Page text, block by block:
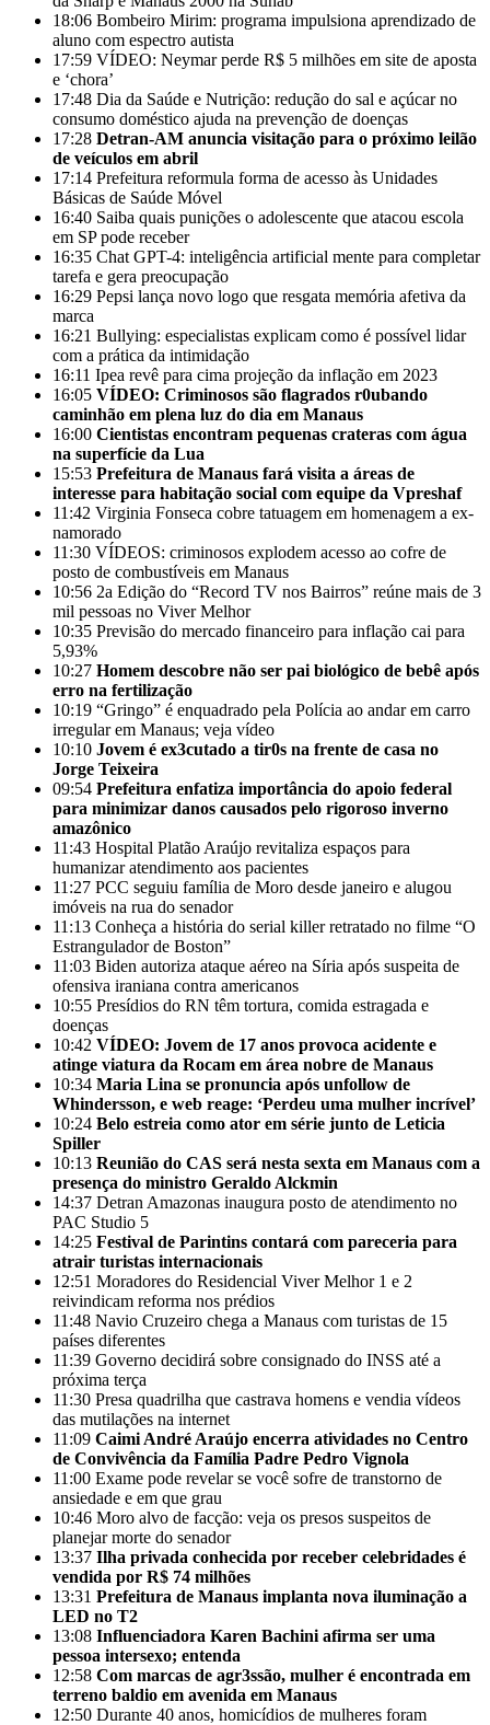
18:06 Bombeiro Mirim: programa impulsiona aprendizado de
aluno com espectro autista
17:59 VÍDEO: Neymar perde R$ 5 milhões em site de aposta
e ‘chora’
17:48 Dia da Saúde e Nutrição: redução do sal e açúcar no
consumo doméstico ajuda na prevenção de doenças
17:28 Detran-AM anuncia visitação para o próximo leilão
de veículos em abril
17:14 Prefeitura reformula forma de acesso às Unidades
Básicas de Saúde Móvel
16:40 Saiba quais punições o adolescente que atacou escola
em SP pode receber
16:35 Chat GPT-4: inteligência artificial mente para completar
tarefa e gera preocupação
16:29 Pepsi lança novo logo que resgata memória afetiva da
marca
16:21 Bullying: especialistas explicam como é possível lidar
com a prática da intimidação
16:11 Ipea revê para cima projeção da inflação em 2023
16:05 VÍDEO: Criminosos são flagrados r0ubando
caminhão em plena luz do dia em Manaus
16:00 Cientistas encontram pequenas crateras com água
na superfície da Lua
15:53 Prefeitura de Manaus fará visita a áreas de
interesse para habitação social com equipe da Vpreshaf
11:42 Virginia Fonseca cobre tatuagem em homenagem a ex-
namorado
11:30 VÍDEOS: criminosos explodem acesso ao cofre de
posto de combustíveis em Manaus
10:56 2a Edição do “Record TV nos Bairros” reúne mais de 3
mil pessoas no Viver Melhor
10:35 Previsão do mercado financeiro para inflação cai para
5,93%
10:27 Homem descobre não ser pai biológico de bebê após
erro na fertilização
10:19 “Gringo” é enquadrado pela Polícia ao andar em carro
irregular em Manaus; veja vídeo
10:10 Jovem é ex3cutado a tir0s na frente de casa no
Jorge Teixeira
09:54 Prefeitura enfatiza importância do apoio federal
para minimizar danos causados pelo rigoroso inverno
amazônico
11:43 Hospital Platão Araújo revitaliza espaços para
humanizar atendimento aos pacientes
11:27 PCC seguiu família de Moro desde janeiro e alugou
imóveis na rua do senador
11:13 Conheça a história do serial killer retratado no filme “O
Estrangulador de Boston”
11:03 Biden autoriza ataque aéreo na Síria após suspeita de
ofensiva iraniana contra americanos
10:55 Presídios do RN têm tortura, comida estragada e
doenças
10:42 VÍDEO: Jovem de 17 anos provoca acidente e
atinge viatura da Rocam em área nobre de Manaus
10:34 Maria Lina se pronuncia após unfollow de
Whindersson, e web reage: ‘Perdeu uma mulher incrível’
10:24 Belo estreia como ator em série junto de Leticia
Spiller
10:13 Reunião do CAS será nesta sexta em Manaus com a
presença do ministro Geraldo Alckmin
14:37 Detran Amazonas inaugura posto de atendimento no
PAC Studio 5
14:25 Festival de Parintins contará com pareceria para
atrair turistas internacionais
12:51 Moradores do Residencial Viver Melhor 1 e 2
reivindicam reforma nos prédios
11:48 Navio Cruzeiro chega a Manaus com turistas de 15
países diferentes
11:39 Governo decidirá sobre consignado do INSS até a
próxima terça
11:30 Presa quadrilha que castrava homens e vendia vídeos
das mutilações na internet
11:09 Caimi André Araújo encerra atividades no Centro
de Convivência da Família Padre Pedro Vignola
11:00 Exame pode revelar se você sofre de transtorno de
ansiedade e em que grau
10:46 Moro alvo de facção: veja os presos suspeitos de
planejar morte do senador
13:37 Ilha privada conhecida por receber celebridades é
vendida por R$ 74 milhões
13:31 Prefeitura de Manaus implanta nova iluminação a
LED no T2
13:08 Influenciadora Karen Bachini afirma ser uma
pessoa intersexo; entenda
12:58 Com marcas de agr3ssão, mulher é encontrada em
terreno baldio em avenida em Manaus
12:50 Durante 40 anos, homicídios de mulheres foram